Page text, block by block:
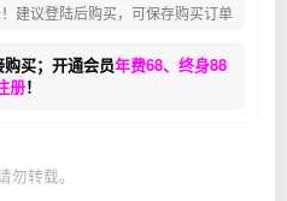
建议登陆后购买，可保存购买订单
买；开通会员年费68、终身88
册！
转载。